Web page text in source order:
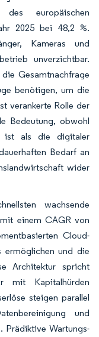
europäischen
2025 bei 48,2 %.
Kameras und
unverzichtbar.
Gesamtnachfrage
benötigen, um die
verankerte Rolle der
Bedeutung, obwohl
ist als die digitaler
Bedarf an
wider
wachsende
einem CAGR von
Cloud-
ermöglichen und die
Architektur spricht
mit Kapitalhürden
steigen parallel
und
Prädiktive Wartungs-